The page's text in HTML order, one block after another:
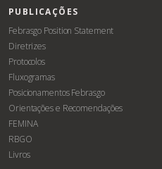
PUBLICAÇÕES
Febrasgo Position Statement
Diretrizes
Protocolos
Fluxogramas
Posicionamentos Febrasgo
Orientações e Recomendações
FEMINA
RBGO
Livros